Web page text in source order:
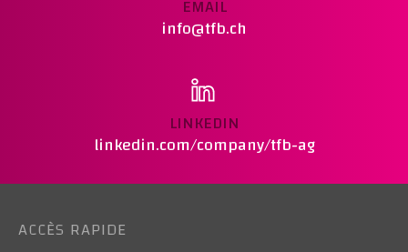
EMAIL
info@tfb.ch
LINKEDIN
linkedin.com/company/tfb-ag
ACCÈS RAPIDE